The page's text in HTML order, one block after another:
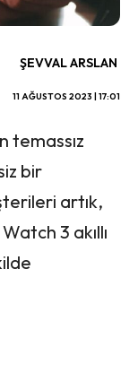
ŞEVVAL ARSLAN
11 AĞUSTOS 2023 | 17:01
temassız
bir
artık,
3 akıllı